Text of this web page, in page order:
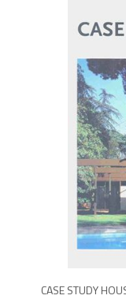
CASE STUDY